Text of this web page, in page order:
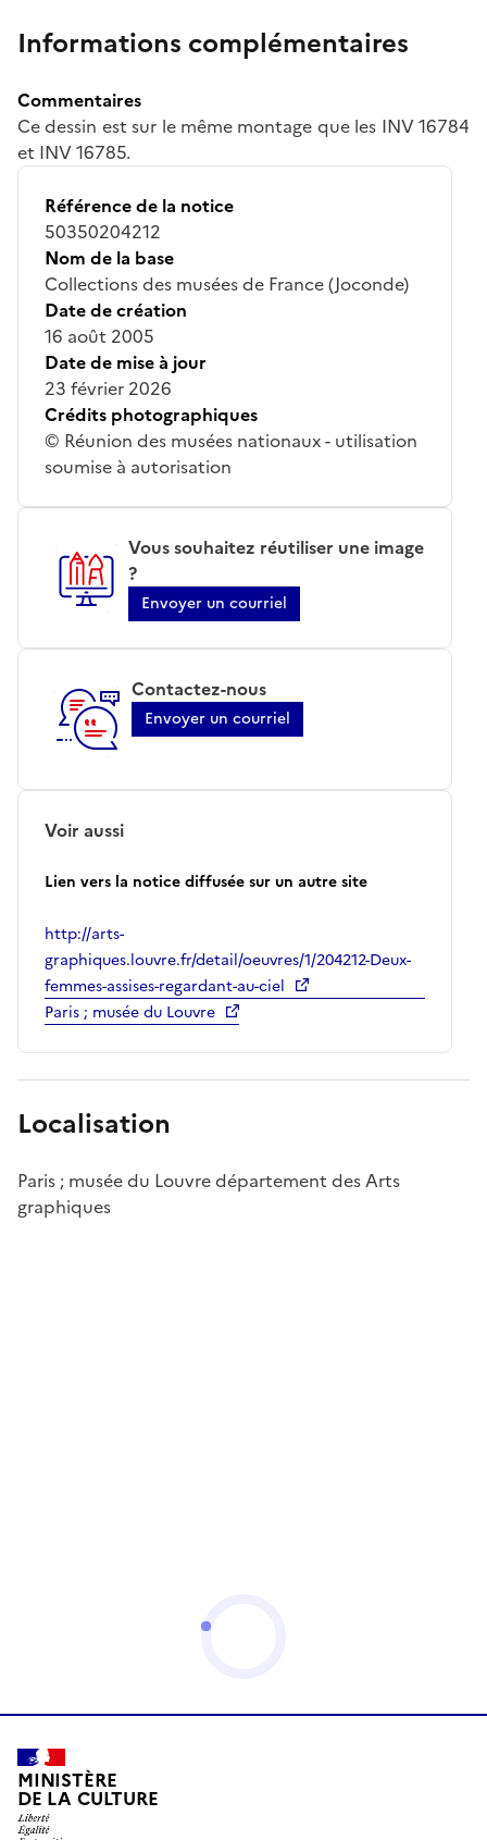
Informations complémentaires
Commentaires
Ce dessin est sur le même montage que les INV 16784
et INV 16785.
Référence de la notice
50350204212
Nom de la base
Collections des musées de France (Joconde)
Date de création
16 août 2005
Date de mise à jour
23 février 2026
Crédits photographiques
© Réunion des musées nationaux - utilisation
soumise à autorisation
Vous souhaitez réutiliser une image
?
Envoyer un courriel
Contactez-nous
Envoyer un courriel
Voir aussi
Lien vers la notice diffusée sur un autre site
http://arts-
graphiques.louvre.fr/detail/oeuvres/1/204212-Deux-
femmes-assises-regardant-au-ciel
Paris ; musée du Louvre
Localisation
Paris ; musée du Louvre département des Arts
graphiques
MINISTÈRE
DE LA CULTURE